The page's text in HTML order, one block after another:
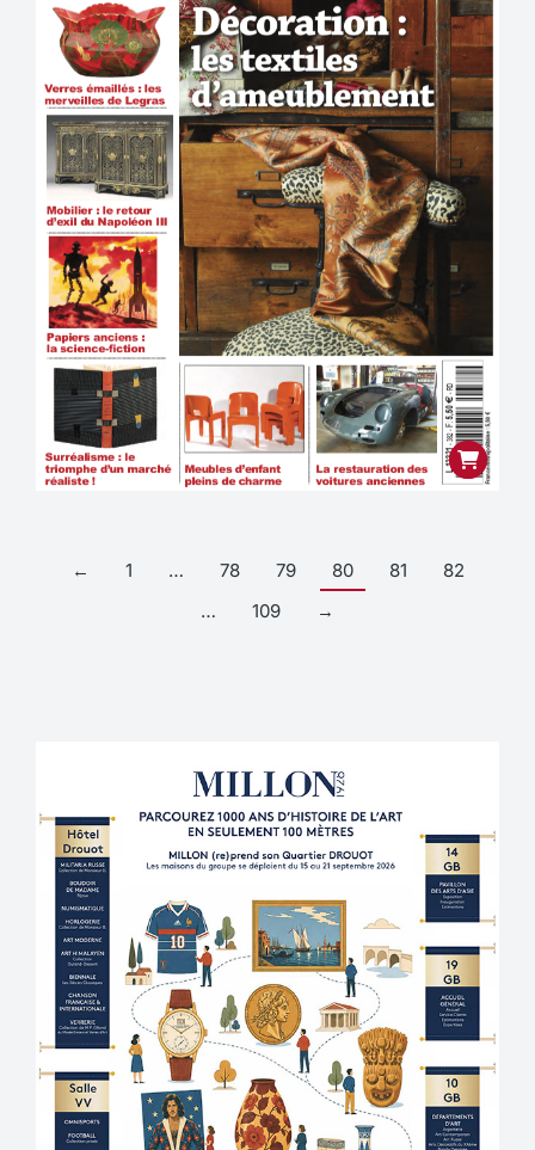
← 1 … 78 79 80 81
82
…
109 →